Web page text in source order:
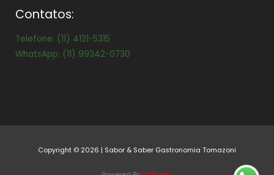
Contatos:
Telefone: (11) 4121-5315
WhatsApp: (11) 99342-0730
Copyright © 2026 | Sabor & Saber Gastronomia Tomazoni